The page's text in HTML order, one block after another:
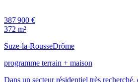
387 900 €
372 m²
Suze-la-RousseDrôme
programme terrain + maison
Dans un secteur résidentiel très